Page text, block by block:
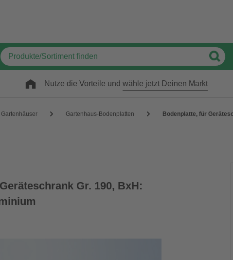
Nutze die Vorteile und wähle jetzt Deinen Markt
Gartenhaus-Bodenplatten Bodenplatte, für
Gr. 190, BxH: